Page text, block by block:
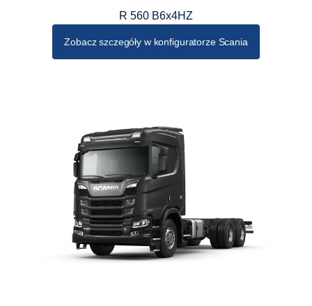
R 560 B6x4HZ
Zobacz szczegóły w konfiguratorze Scania